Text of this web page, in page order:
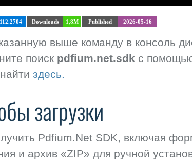
Downloads 1,8M Published 2026-05-16
выше команду в консоль
поиск pdfium.net.sdk с
здесь.
загрузки
Pdfium.Net SDK, включая
и архив «ZIP» для ручной